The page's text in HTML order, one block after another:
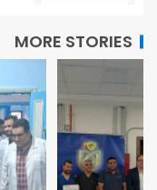
MORE STORIES